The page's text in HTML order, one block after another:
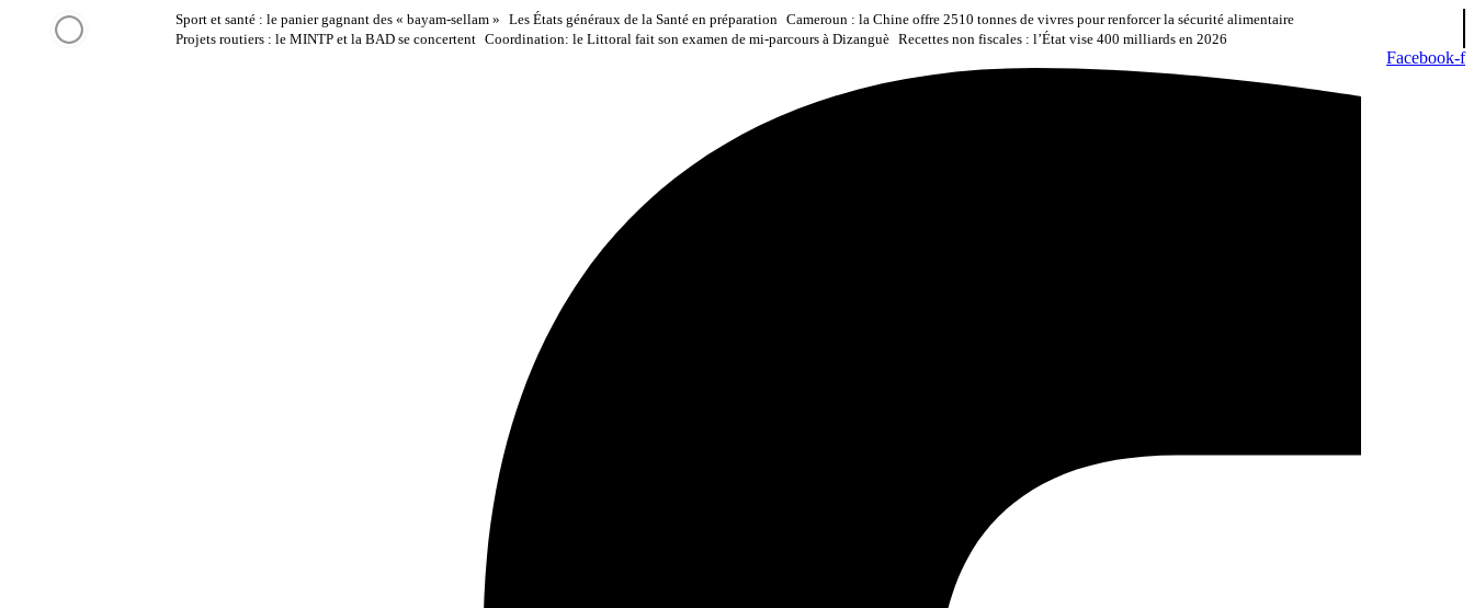
DERNIÈRES
Sport et santé : le panier gagnant des « bayam-sellam » Les États généraux de la Santé en préparation Cameroun : la Chine offre 2510 tonnes de vivres pour renforcer la sécurité alimentaire
Projets routiers : le MINTP et la BAD se concertent Coordination: le Littoral fait son examen de mi-parcours à Dizanguè Recettes non fiscales : l’État vise 400 milliards en 2026
Facebook-f